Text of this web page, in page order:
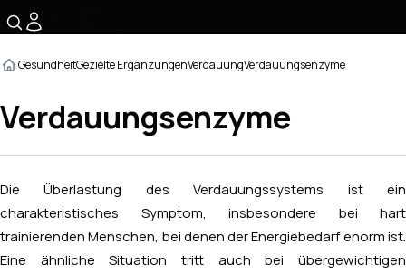
GesundheitGezielte ErgänzungenVerdauungVerdauungsenzyme
Verdauungsenzyme
Die Überlastung des Verdauungssystems ist ein
charakteristisches Symptom, insbesondere bei hart
trainierenden Menschen, bei denen der Energiebedarf enorm ist.
Eine ähnliche Situation tritt auch bei übergewichtigen